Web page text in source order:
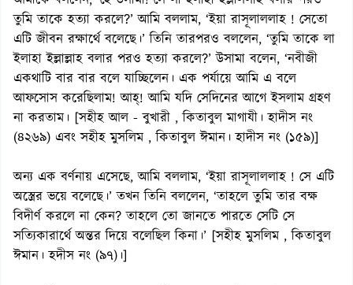
তুমি তাকে হত্যা করলে?’ আমি বললাম, ‘ইয়া রাসূলাললাহ ! সেতো
এটি জীবন রক্ষার্থে বলেছে।’ তিনি তারপরও বললেন, ‘তুমি তাকে লা
ইলাহা ইল্লাল্লাহ বলার পরও হত্যা করলে?’ উসামা বলেন, ‘নবীজী
একথাটি বার বার বলে যাচ্ছিলেন। এক পর্যায়ে আমি এ বলে
আফসোস করেছিলাম! আহ্! আমি যদি সেদিনের আগে ইসলাম গ্রহণ
না করতাম। [সহীহ আল - বুখারী , কিতাবুল মাগাযী। হাদীস নং
(৪২৬৯) এবং সহীহ মুসলিম , কিতাবুল ঈমান। হাদীস নং (১৫৯)]
অন্য এক বর্ণনায় এসেছে, আমি বললাম, ‘ইয়া রাসূলাললাহ ! সে এটি
অস্ত্রের ভয়ে বলেছে।’ তখন তিনি বললেন, ‘তাহলে তুমি তার বক্ষ
বিদীর্ণ করলে না কেন? তাহলে তো জানতে পারতে সেটি সে
সত্যিকারার্থে অন্তর দিয়ে বলেছিল কিনা।’ [সহীহ মুসলিম , কিতাবুল
ঈমান। হদীস নং (৯৭)।]